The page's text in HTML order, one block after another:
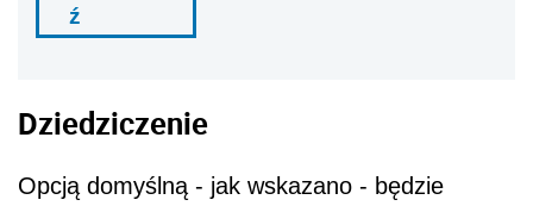
ź
Dziedziczenie
Opcją domyślną - jak wskazano - będzie